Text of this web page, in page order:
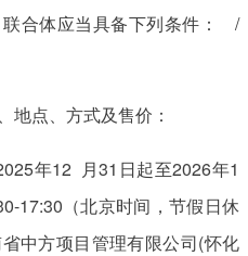
合体应当具备下列条件： /
地点、方式及售价：
年12 月31日起至2026年1
17:30（北京时间，节假日休
中方项目管理有限公司(怀化